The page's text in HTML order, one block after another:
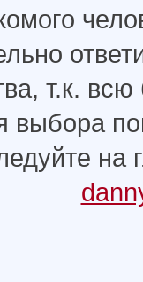
т.к.
выбора
на